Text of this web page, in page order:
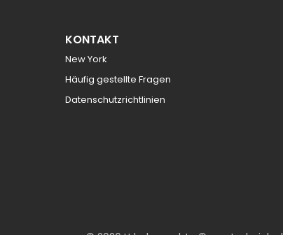
KONTAKT
New York
Häufig gestellte Fragen
Datenschutzrichtlinien